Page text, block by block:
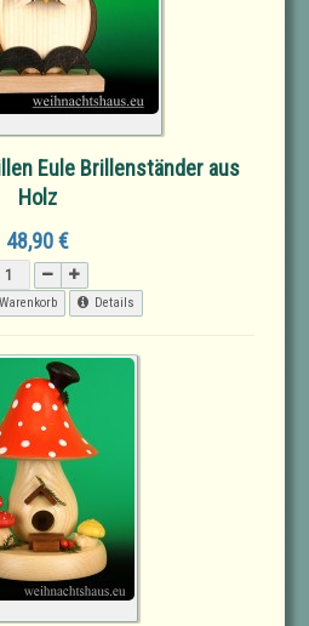
Eule Brillenständer aus
Holz
48,90 €
Details